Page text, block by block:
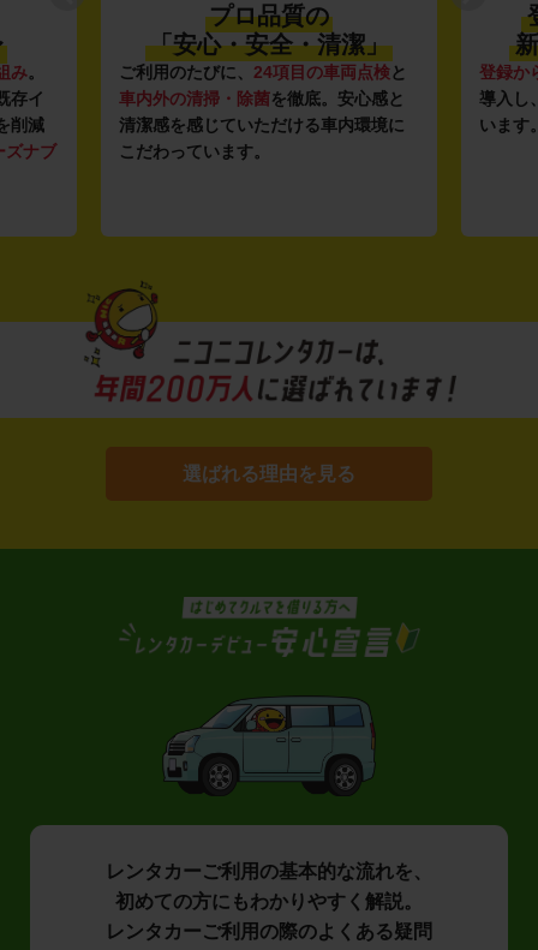
み。
存イ
削減
ズナブ
プロ品質の
「安心・安全・清潔」
ご利用のたびに、 24項目の車両点検と
車内外の清掃・除菌を徹底。安心感と
清潔感を感じていただける車内環境に
こだわっています。
登録か
導入し
います
選ばれる理由を見る
レンタカーご利用の基本的な流れを、
初めての方にもわかりやすく解説。
レンタカーご利用の際のよくある疑問